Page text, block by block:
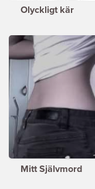
Olyckligt kär
Mitt Självmord